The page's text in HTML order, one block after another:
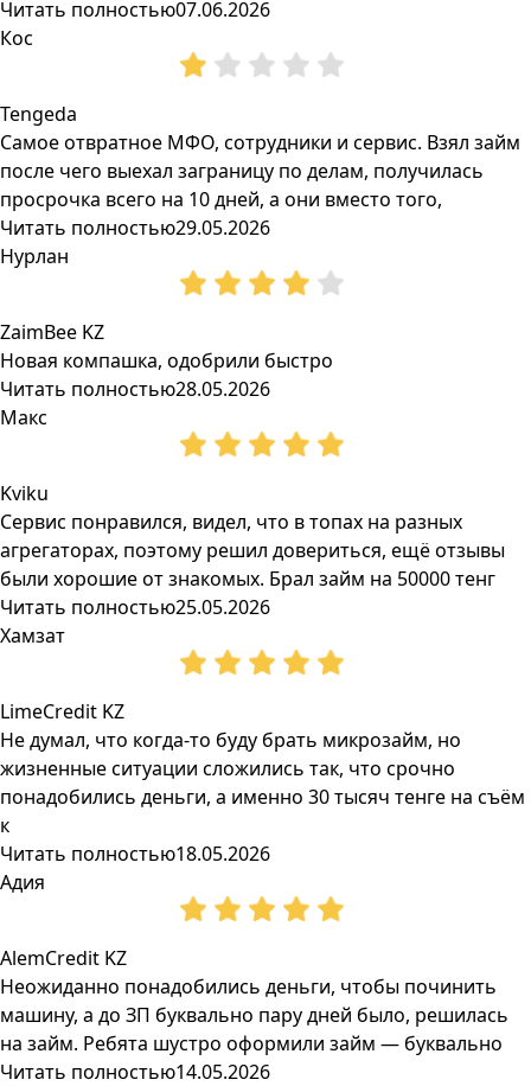
Читать полностью07.06.2026
Кос
Tengeda
Самое отвратное МФО, сотрудники и сервис. Взял займ
после чего выехал заграницу по делам, получилась
просрочка всего на 10 дней, а они вместо того,
Читать полностью29.05.2026
Нурлан
ZaimBee KZ
Новая компашка, одобрили быстро
Читать полностью28.05.2026
Макс
Kviku
Сервис понравился, видел, что в топах на разных
агрегаторах, поэтому решил довериться, ещё отзывы
были хорошие от знакомых. Брал займ на 50000 тенг
Читать полностью25.05.2026
Хамзат
LimeCredit KZ
Не думал, что когда-то буду брать микрозайм, но
жизненные ситуации сложились так, что срочно
понадобились деньги, а именно 30 тысяч тенге на съём
к
Читать полностью18.05.2026
Адия
AlemCredit KZ
Неожиданно понадобились деньги, чтобы починить
машину, а до ЗП буквально пару дней было, решилась
на займ. Ребята шустро оформили займ — буквально
Читать полностью14.05.2026